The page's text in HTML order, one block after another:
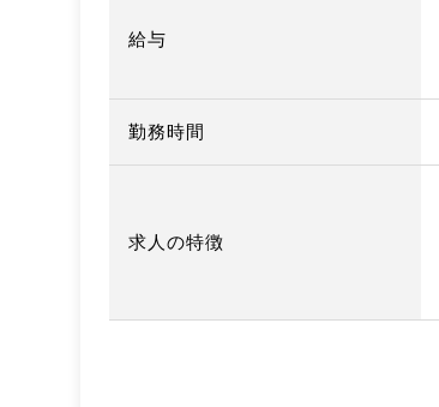
給与
勤務時間
求人の特徴